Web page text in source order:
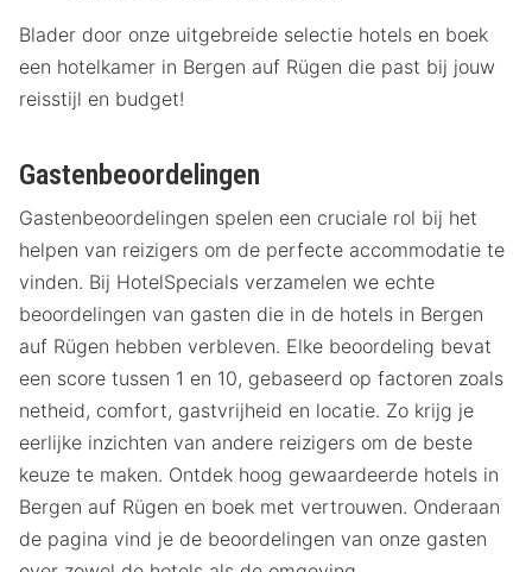
Blader door onze uitgebreide selectie hotels en boek
een hotelkamer in Bergen auf Rügen die past bij jouw
reisstijl en budget!
Gastenbeoordelingen
Gastenbeoordelingen spelen een cruciale rol bij het
helpen van reizigers om de perfecte accommodatie te
vinden. Bij HotelSpecials verzamelen we echte
beoordelingen van gasten die in de hotels in Bergen
auf Rügen hebben verbleven. Elke beoordeling bevat
een score tussen 1 en 10, gebaseerd op factoren zoals
netheid, comfort, gastvrijheid en locatie. Zo krijg je
eerlijke inzichten van andere reizigers om de beste
keuze te maken. Ontdek hoog gewaardeerde hotels in
Bergen auf Rügen en boek met vertrouwen. Onderaan
de pagina vind je de beoordelingen van onze gasten